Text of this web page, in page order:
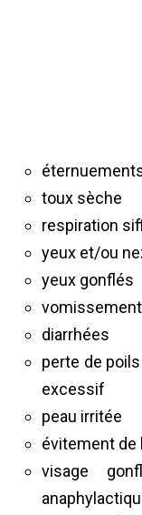
toux sèche
respiration
yeux et/ou
yeux gonflés
diarrhées
perte de
excessif
peau irritée
évitement de
visage